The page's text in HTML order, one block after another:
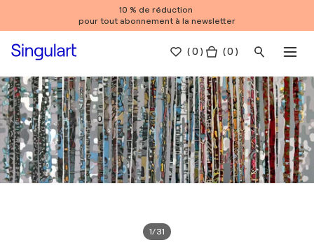
10 % de réduction
pour tout abonnement à la newsletter
(0 ) ( 0 )
1/31